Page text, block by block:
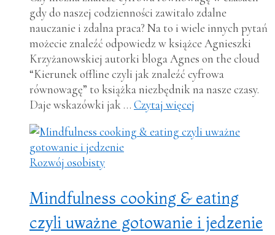
gdy do naszej codzienności zawitało zdalne
nauczanie i zdalna praca? Na to i wiele innych pytań
możecie znaleźć odpowiedz w książce Agnieszki
Krzyżanowskiej autorki bloga Agnes on the cloud
“Kierunek offline czyli jak znaleźć cyfrowa
równowagę” to książka niezbędnik na nasze czasy.
Daje wskazówki jak … Czytaj więcej
Rozwój osobisty
Mindfulness cooking & eating
czyli uważne gotowanie i jedzenie